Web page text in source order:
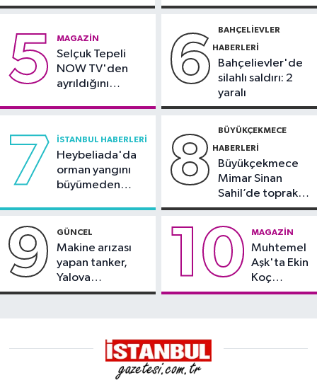
teknolojiyle uzuv kayıpları önleniyor'
silahlı kavga
görüntülendi
5 MAGAZIN
Selçuk Tepeli
NOW TV'den
ayrıldığını
6 BAHÇELIEVLER
HABERLERI
Bahçelievler'de
silahlı saldırı: 2
yaralı
7 İSTANBUL HABERLERI
Heybeliada'da
orman yangını
büyümeden
8 BÜYÜKÇEKMECE
HABERLERI
Büyükçekmece
Mimar Sinan
Sahil’de toprak
kayması
9 GÜNCEL
Makine arızası
yapan tanker,
Yalova
Demirleme
10 MAGAZIN
Muhtemel
Aşk'ta Ekin
Koç
damgası